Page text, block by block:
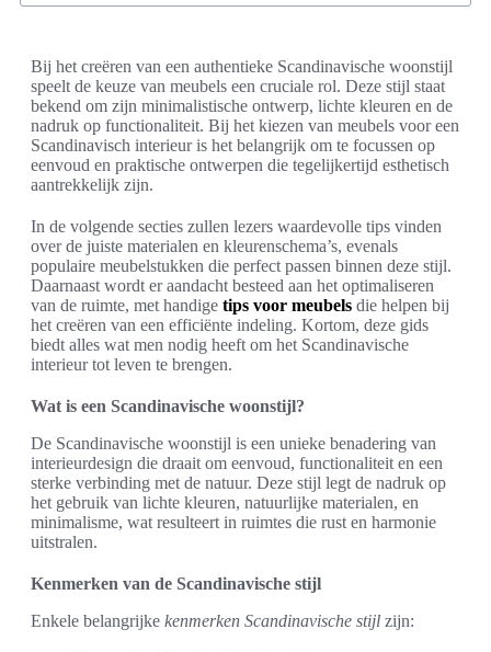
Bij het creëren van een authentieke Scandinavische woonstijl
speelt de keuze van meubels een cruciale rol. Deze stijl staat
bekend om zijn minimalistische ontwerp, lichte kleuren en de
nadruk op functionaliteit. Bij het kiezen van meubels voor een
Scandinavisch interieur is het belangrijk om te focussen op
eenvoud en praktische ontwerpen die tegelijkertijd esthetisch
aantrekkelijk zijn.
In de volgende secties zullen lezers waardevolle tips vinden
over de juiste materialen en kleurenschema’s, evenals
populaire meubelstukken die perfect passen binnen deze stijl.
Daarnaast wordt er aandacht besteed aan het optimaliseren
van de ruimte, met handige tips voor meubels die helpen bij
het creëren van een efficiënte indeling. Kortom, deze gids
biedt alles wat men nodig heeft om het Scandinavische
interieur tot leven te brengen.
Wat is een Scandinavische woonstijl?
De Scandinavische woonstijl is een unieke benadering van
interieurdesign die draait om eenvoud, functionaliteit en een
sterke verbinding met de natuur. Deze stijl legt de nadruk op
het gebruik van lichte kleuren, natuurlijke materialen, en
minimalisme, wat resulteert in ruimtes die rust en harmonie
uitstralen.
Kenmerken van de Scandinavische stijl
Enkele belangrijke kenmerken Scandinavische stijl zijn: